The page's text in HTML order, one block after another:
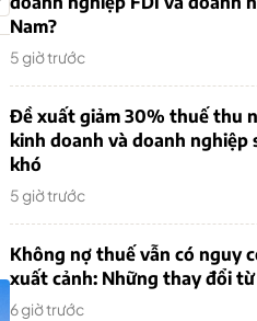
Nam?
5 giờ trước
Đề xuất giảm 30% thuế thu
kinh doanh và doanh nghiệp
khó
5 giờ trước
Không nợ thuế vẫn có nguy
xuất cảnh: Những thay đổi
6 giờ trước